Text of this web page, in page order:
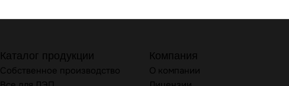
Каталог продукции
Собственное производство
Компания
О компании